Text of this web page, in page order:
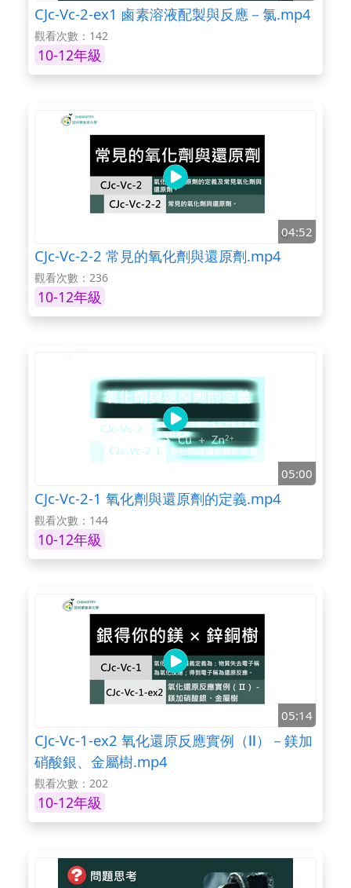
CJc-Vc-2-ex1 鹵素溶液配製與反應－氯.mp4
觀看次數：142
10-12年級
04:52
CJc-Vc-2-2 常見的氧化劑與還原劑.mp4
觀看次數：236
10-12年級
05:00
CJc-Vc-2-1 氧化劑與還原劑的定義.mp4
觀看次數：144
10-12年級
05:14
CJc-Vc-1-ex2 氧化還原反應實例（Ⅱ）－鎂加
硝酸銀、金屬樹.mp4
觀看次數：202
10-12年級